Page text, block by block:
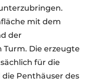
mit dem
der
Turm. Die erzeugte
für die
Penthäuser des